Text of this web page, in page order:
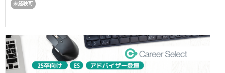
未経験可